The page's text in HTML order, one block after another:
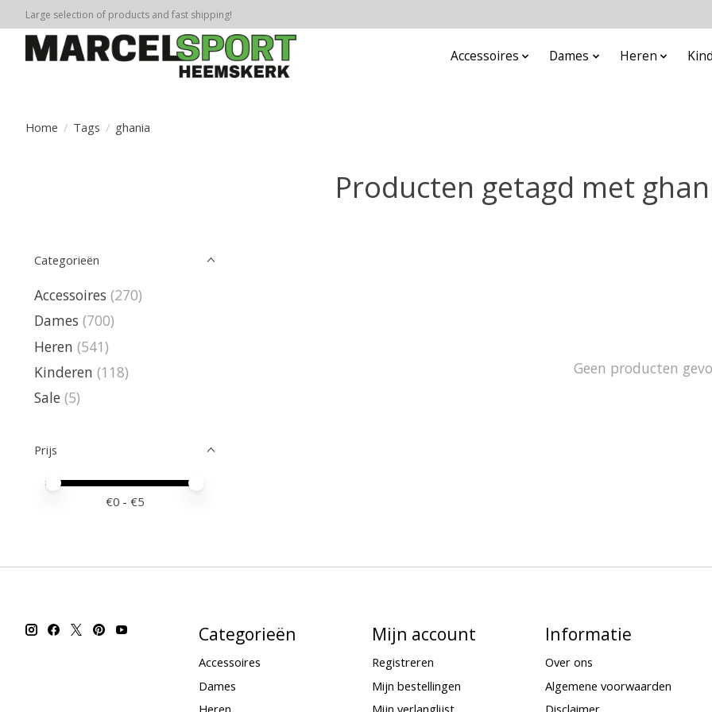
Large selection of products and fast shipping!
Accessoires Dames Heren
Home / Tags / ghania
Producten getagd met
Categorieën
Accessoires (270)
Dames (700)
Heren (541)
Kinderen (118)
Sale (5)
Prijs
Minimale prijswaarde
Price maximum value
€0 - €5
Geen producten
Categorieën
Accessoires
Dames
Heren
Mijn account
Registreren
Mijn bestellingen
Mijn verlanglijst
Informatie
Over ons
Algemene voorwaarden
Disclaimer